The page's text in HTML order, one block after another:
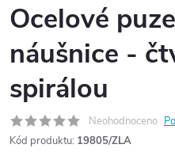
Ocelové
náušnice -
spirálou
Neohodnoceno
Kód produktu: 19805/ZLA